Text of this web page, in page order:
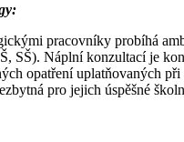
pracovníky probíhá
SŠ). Náplní konzultací je
opatření uplatňovaných
pro jejich úspěšné